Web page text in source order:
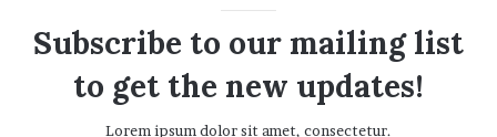
Subscribe to our mailing list
to get the new updates!
Lorem ipsum dolor sit amet, consectetur.